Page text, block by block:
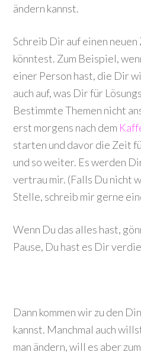
ändern kannst.
Schreib Dir auf einen
könntest. Zum Beispiel,
einer Person hast, die Dir
auch auf, was Dir für
Bestimmte Themen nicht
erst morgens nach dem
starten und davor die Zeit
und so weiter. Es werden
vertrau mir. (Falls Du nicht
Stelle, schreib mir gerne
Wenn Du das alles hast,
Pause, Du hast es Dir
Dann kommen wir zu den
kannst. Manchmal auch
man ändern, will es aber